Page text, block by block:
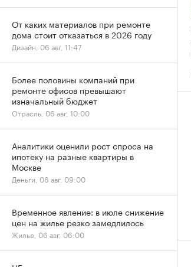
От каких материалов при ремонте
дома стоит отказаться в 2026 году
Дизайн, 06 авг, 11:47
Более половины компаний при
ремонте офисов превышают
изначальный бюджет
Отрасль, 06 авг, 10:00
Аналитики оценили рост спроса на
ипотеку на разные квартиры в
Москве
Деньги, 06 авг, 09:00
Временное явление: в июле снижение
цен на жилье резко замедлилось
Жилье, 06 авг, 06:00